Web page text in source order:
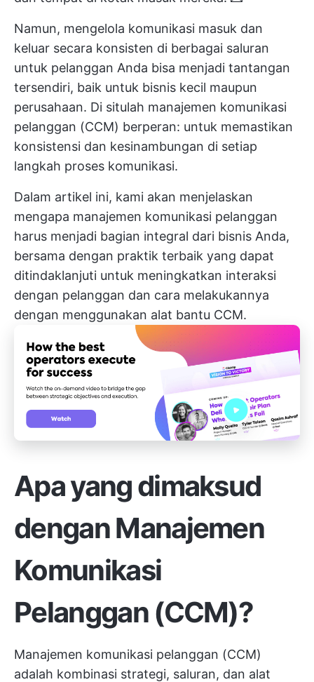
Namun, mengelola komunikasi masuk dan
keluar secara konsisten di berbagai saluran
untuk pelanggan Anda bisa menjadi tantangan
tersendiri, baik untuk bisnis kecil maupun
perusahaan. Di situlah manajemen komunikasi
pelanggan (CCM) berperan: untuk memastikan
konsistensi dan kesinambungan di setiap
langkah proses komunikasi.
Dalam artikel ini, kami akan menjelaskan
mengapa manajemen komunikasi pelanggan
harus menjadi bagian integral dari bisnis Anda,
bersama dengan praktik terbaik yang dapat
ditindaklanjuti untuk meningkatkan interaksi
dengan pelanggan dan cara melakukannya
dengan menggunakan alat bantu CCM.
Apa yang dimaksud
dengan Manajemen
Komunikasi
Pelanggan (CCM)?
Manajemen komunikasi pelanggan (CCM)
adalah kombinasi strategi, saluran, dan alat